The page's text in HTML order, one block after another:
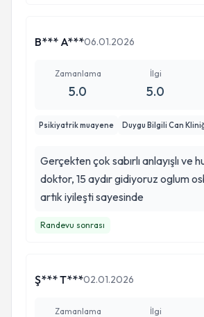
B*** A***06.01.2026
Zamanlama
5.0
İlgi
5.0
Psikiyatrik muayene Duygu Bilgili Can
Gerçekten çok sabırlı anlayışlı ve
doktor, 15 aydır gidiyoruz oglum
artık iyileşti sayesinde
Randevu sonrası
Ş*** T***02.01.2026
Zamanlama İlgi